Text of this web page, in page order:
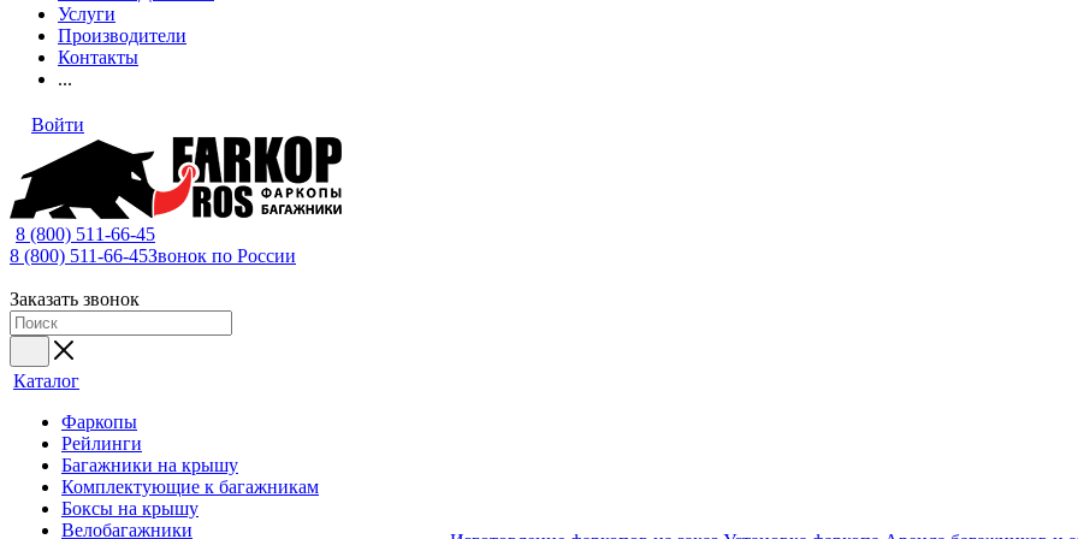
Услуги
Производители
Контакты
...
Войти
8 (800) 511-66-45
8 (800) 511-66-45Звонок по России
Заказать звонок
Каталог
Фаркопы
Рейлинги
Багажники на крышу
Комплектующие к багажникам
Боксы на крышу
Велобагажники